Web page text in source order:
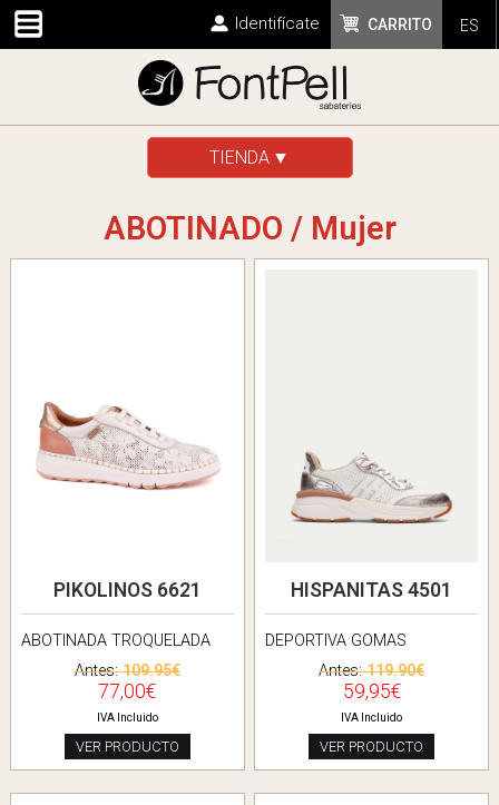
ES
CARRITO
Identifícate
TIENDA
ABOTINADO / Mujer
PIKOLINOS 6621
ABOTINADA TROQUELADA
Antes:109.95€
77,00€
IVA Incluido
VER PRODUCTO
HISPANITAS 4501
DEPORTIVA GOMAS
Antes:119.90€
59,95€
IVA Incluido
VER PRODUCTO